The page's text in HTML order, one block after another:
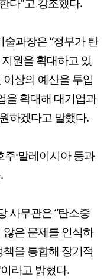
과장은 “정부가 탄
원을 확대하고 있
상의 예산을 투입
을 확대해 대기업과
하겠다고 말했다.
·말레이시아 등과
사무관은 “탄소중
은 문제를 인식하
을 통합해 장기적
라고 밝혔다.